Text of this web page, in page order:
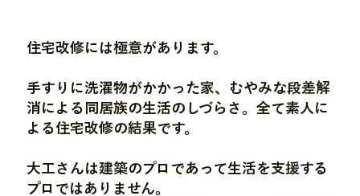
住宅改修には極意があります。
手すりに洗濯物がかかった家、むやみな段差解
消による同居族の生活のしづらさ。全て素人に
よる住宅改修の結果です。
大工さんは建築のプロであって生活を支援する
プロではありません。